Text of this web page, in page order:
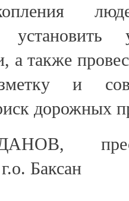
установить
а также
и
дорожных
Баксан